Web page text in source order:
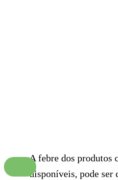
A febre dos produtos
disponíveis, pode ser